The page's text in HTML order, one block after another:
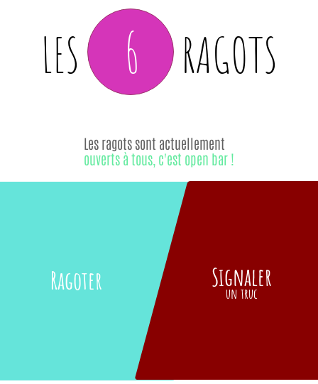
LES 6 RAGOTS
Ragoter
Les ragots sont actuellement
ouverts à tous, c'est open bar !
Signaler
un truc